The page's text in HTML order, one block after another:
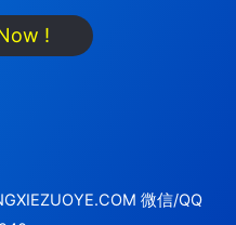
!
微信/QQ